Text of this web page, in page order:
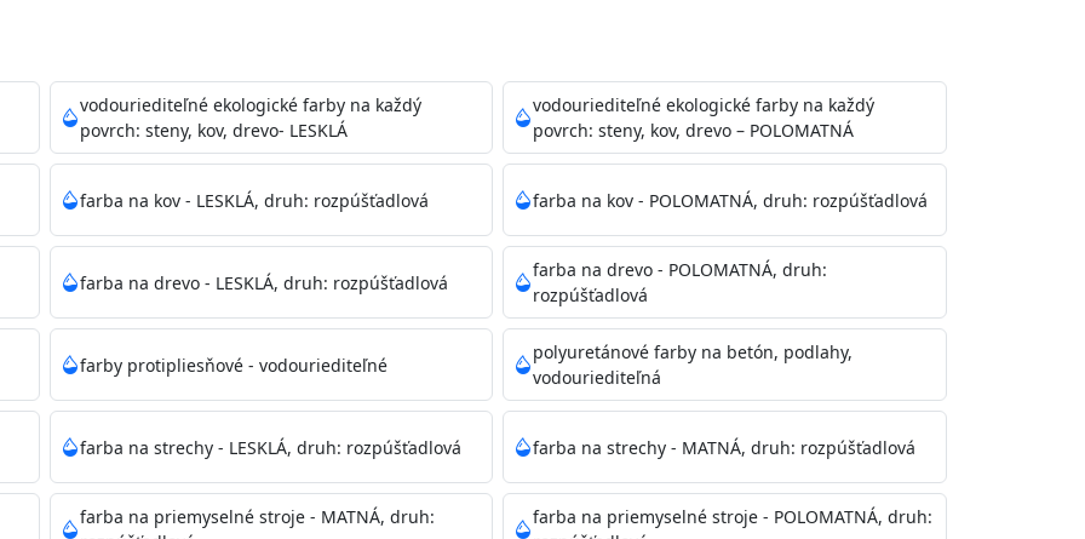
náteru. Preto je
sú nemocnice, pôrodnice, operačné
škôlky, telocvične, a samozrejme je
(trieda 2 podľa EN 13300) pri
povrchov. Má vynikajúcu kryciu schopnosť,
tónovať v bohatej škále odtieňov.
Pantone
spôsobu aplikácie. Dobre premiešajte a občas opakujte aj počas náteru. Naneste jednu
farba zasychá na dotyk po 30-60min./23°C po dokonalom preschnutí minimálne 3-
Doba schnutia je závislá na poveternostných podmienkach s vyššou vlhkosťou a nižšou
vodouriediteľné ekologické farby na každý
povrch: steny, kov, drevo- LESKLÁ
vodouriediteľné ekologické farby na každý
povrch: steny, kov, drevo – POLOMATNÁ
farba na kov - LESKLÁ, druh: rozpúšťadlová farba na kov - POLOMATNÁ, druh: rozpúšťadlová
farba na drevo - LESKLÁ, druh: rozpúšťadlová
farba na drevo - POLOMATNÁ, druh:
rozpúšťadlová
farby protipliesňové - vodouriediteľné
polyuretánové farby na betón, podlahy,
vodouriediteľná
farba na strechy - LESKLÁ, druh: rozpúšťadlová farba na strechy - MATNÁ, druh: rozpúšťadlová
farba na priemyselné stroje - MATNÁ, druh:
farba na priemyselné stroje - POLOMATNÁ, druh: